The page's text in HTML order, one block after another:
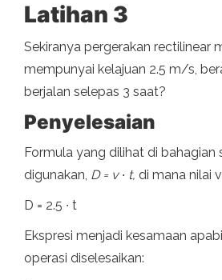
Latihan 3
Sekiranya pergerakan rectilinear
mempunyai kelajuan 2.5 m/s,
berjalan selepas 3 saat?
Penyelesaian
Formula yang dilihat di bahagian
digunakan, D = v ∙ t, di mana nilai
D = 2.5 ∙ t
Ekspresi menjadi kesamaan
operasi diselesaikan: